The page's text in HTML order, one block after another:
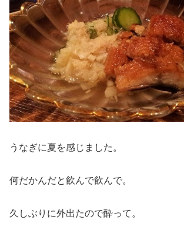
うなぎに夏を感じました。
何だかんだと飲んで飲んで。
久しぶりに外出たので酔って。